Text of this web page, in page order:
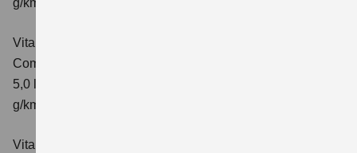
g/km; CO₂-Klasse: C
Vitara 1.5 DUALJET HYBRID AGS
Comfort+
5,0 l/100km; kombinierter Wert der CO₂-Emission: 114
g/km; CO₂-Klasse: C
Vitara 1.5 DUALJET HYBRID ALLGRIP AGS